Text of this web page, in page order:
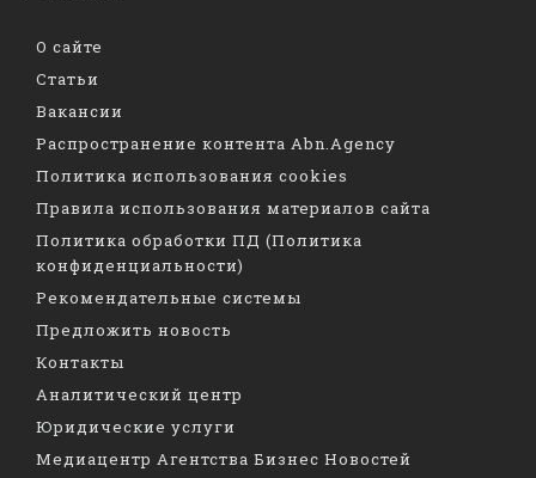
О сайте
Статьи
Вакансии
Распространение контента Abn.Agency
Политика использования cookies
Правила использования материалов сайта
Политика обработки ПД (Политика
конфиденциальности)
Рекомендательные системы
Предложить новость
Контакты
Аналитический центр
Юридические услуги
Медиацентр Агентства Бизнес Новостей